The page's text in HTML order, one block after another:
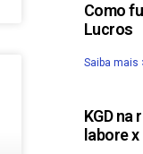
Como
Lucros
Saiba mais
KGD na
labore